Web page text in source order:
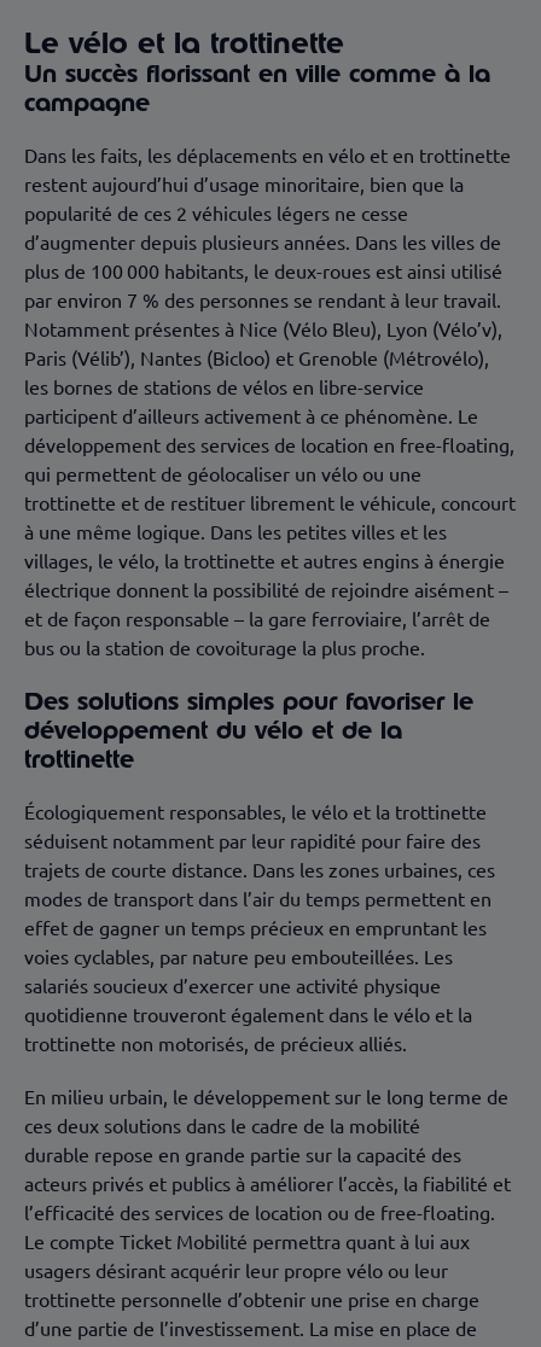
Le vélo et la trottinette
Un succès florissant en ville comme à la
campagne
Dans les faits, les déplacements en vélo et en trottinette
restent aujourd’hui d’usage minoritaire, bien que la
popularité de ces 2 véhicules légers ne cesse
d’augmenter depuis plusieurs années. Dans les villes de
plus de 100 000 habitants, le deux-roues est ainsi utilisé
par environ 7 % des personnes se rendant à leur travail .
Notamment présentes à Nice (Vélo Bleu), Lyon (Vélo’v),
Paris (Vélib’), Nantes (Bicloo) et Grenoble (Métrovélo),
les bornes de stations de vélos en libre-service
participent d’ailleurs activement à ce phénomène. Le
développement des services de location en free-floating,
qui permettent de géolocaliser un vélo ou une
trottinette et de restituer librement le véhicule, concourt
à une même logique. Dans les petites villes et les
villages, le vélo, la trottinette et autres engins à énergie
électrique donnent la possibilité de rejoindre aisément –
et de façon responsable – la gare ferroviaire, l’arrêt de
bus ou la station de covoiturage la plus proche.
Des solutions simples pour favoriser le
développement du vélo et de la
trottinette
Écologiquement responsables, le vélo et la trottinette
séduisent notamment par leur rapidité pour faire des
trajets de courte distance. Dans les zones urbaines, ces
modes de transport dans l’air du temps permettent en
effet de gagner un temps précieux en empruntant les
voies cyclables, par nature peu embouteillées. Les
salariés soucieux d’exercer une activité physique
quotidienne trouveront également dans le vélo et la
trottinette non motorisés, de précieux alliés.
En milieu urbain, le développement sur le long terme de
ces deux solutions dans le cadre de la mobilité
durable repose en grande partie sur la capacité des
acteurs privés et publics à améliorer l’accès, la fiabilité et
l’efficacité des services de location ou de free-floating.
Le compte Ticket Mobilité permettra quant à lui aux
usagers désirant acquérir leur propre vélo ou leur
trottinette personnelle d’obtenir une prise en charge
d’une partie de l’investissement. La mise en place de